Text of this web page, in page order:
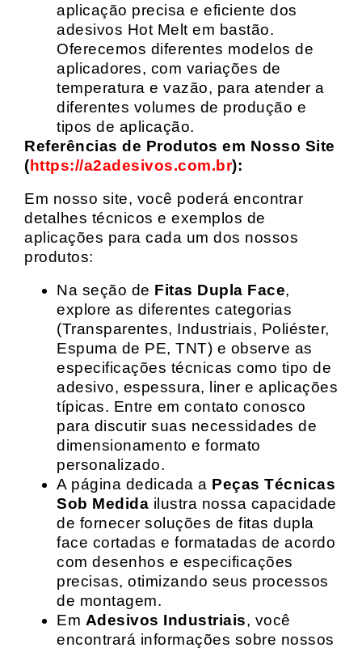
aplicação precisa e eficiente dos
adesivos Hot Melt em bastão.
Oferecemos diferentes modelos de
aplicadores, com variações de
temperatura e vazão, para atender a
diferentes volumes de produção e
tipos de aplicação.
Referências de Produtos em Nosso Site
(https://a2adesivos.com.br):
Em nosso site, você poderá encontrar
detalhes técnicos e exemplos de
aplicações para cada um dos nossos
produtos:
Na seção de Fitas Dupla Face,
explore as diferentes categorias
(Transparentes, Industriais, Poliéster,
Espuma de PE, TNT) e observe as
especificações técnicas como tipo de
adesivo, espessura, liner e aplicações
típicas. Entre em contato conosco
para discutir suas necessidades de
dimensionamento e formato
personalizado.
A página dedicada a Peças Técnicas
Sob Medida ilustra nossa capacidade
de fornecer soluções de fitas dupla
face cortadas e formatadas de acordo
com desenhos e especificações
precisas, otimizando seus processos
de montagem.
Em Adesivos Industriais, você
encontrará informações sobre nossos